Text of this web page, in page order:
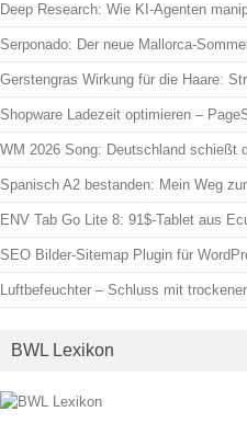
Deep Research: Wie KI-Agenten
Serponado: Der neue Mallorca-
Gerstengras Wirkung für die Haare:
Shopware Ladezeit optimieren –
WM 2026 Song: Deutschland schießt
Spanisch A2 bestanden: Mein Weg
ENV Tab Go Lite 8: 91$-Tablet aus
SEO Bilder-Sitemap Plugin für
Luftbefeuchter – Schluss mit
BWL Lexikon